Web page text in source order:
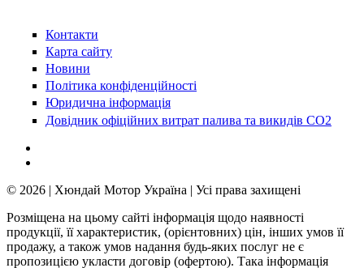
Контакти
Карта сайту
Новини
Політика конфіденційності
Юридична інформація
Довідник офіційних витрат палива та викидів СО2
© 2026 | Хюндай Мотор Україна | Усі права захищені
Розміщена на цьому сайті інформація щодо наявності
продукції, її характеристик, (орієнтовних) цін, інших умов її
продажу, а також умов надання будь-яких послуг не є
пропозицією укласти договір (офертою). Така інформація